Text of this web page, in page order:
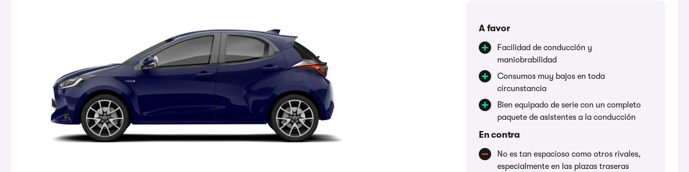
A favor
Facilidad de conducción y
maniobrabilidad
Consumos muy bajos en toda
circunstancia
Bien equipado de serie con un completo
paquete de asistentes a la conducción
En contra
No es tan espacioso como otros rivales,
especialmente en las plazas traseras